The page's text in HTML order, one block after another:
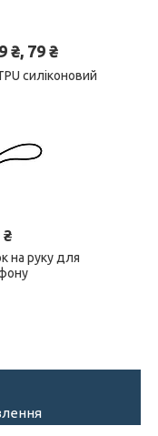
79 ₴
силіконовий
₴
на руку для